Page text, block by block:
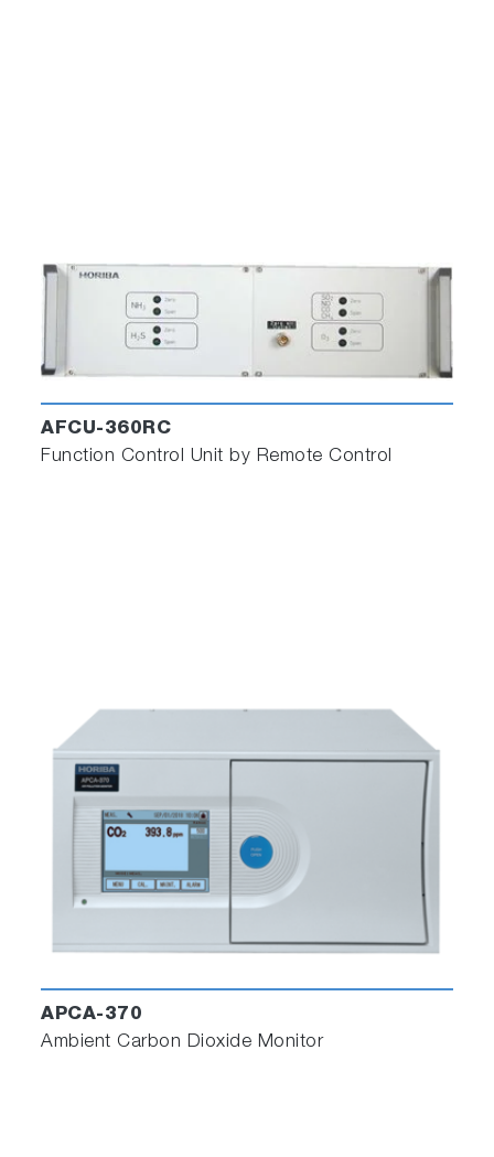
AFCU-360RC
Function Control Unit by Remote Control
APCA-370
Ambient Carbon Dioxide Monitor